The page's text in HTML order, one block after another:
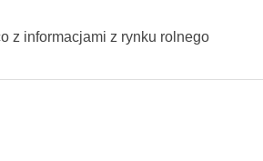
z informacjami z rynku rolnego